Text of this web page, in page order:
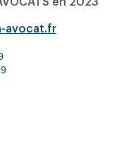
avocat.fr